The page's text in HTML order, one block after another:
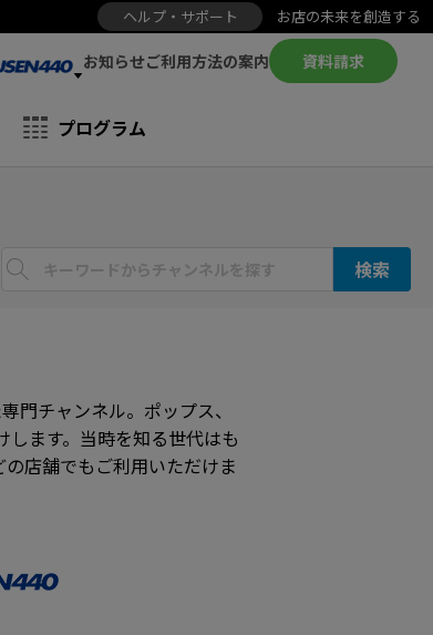
ヘルプ・サポート お店の未来を創造する
お知らせご利用方法の案内 資料請求
プログラム
検索
門チャンネル。ポップス、
します。当時を知る世代はも
店舗でもご利用いただけま